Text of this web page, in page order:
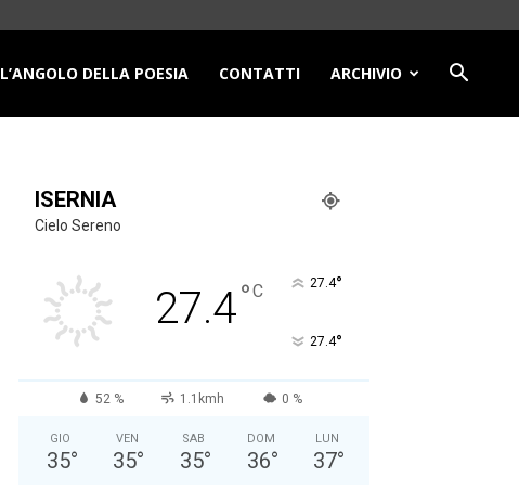
L’ANGOLO DELLA POESIA CONTATTI ARCHIVIO
ISERNIA
Cielo Sereno
27.4°C 27.4°
27.4°
52 % 1.1kmh 0 %
GIO
35°
VEN
35°
SAB
35°
DOM
36°
LUN
37°